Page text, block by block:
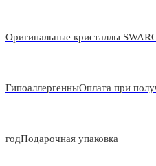
Оригинальные кристаллы
ГипоаллергенныОплата при
годПодарочная упаковка